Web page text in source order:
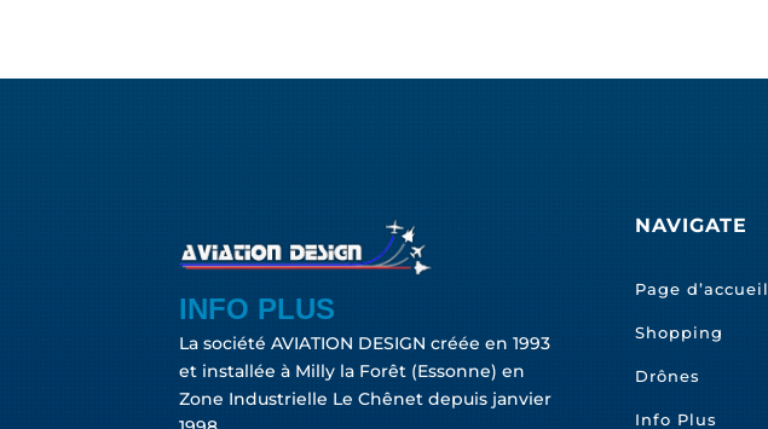
INFO PLUS
La société AVIATION DESIGN créée en 1993
et installée à Milly la Forêt (Essonne) en
Zone Industrielle Le Chênet depuis janvier
NAVIGATE
Page d’accueil
Shopping
Drônes
Info Plus